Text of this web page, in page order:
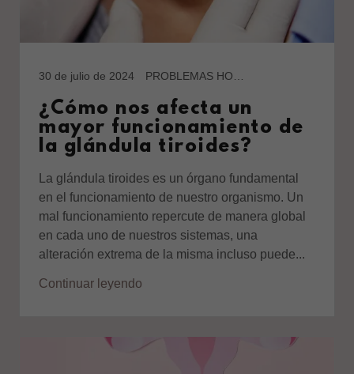
30 de julio de 2024
¿Cómo nos afecta un
mayor funcionamiento de
la glándula tiroides?
La glándula tiroides es un órgano fundamental
en el funcionamiento de nuestro organismo. Un
mal funcionamiento repercute de manera global
en cada uno de nuestros sistemas, una
alteración extrema de la misma incluso puede...
Continuar leyendo